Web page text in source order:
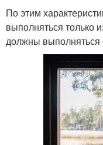
По этим
выполняться только
должны